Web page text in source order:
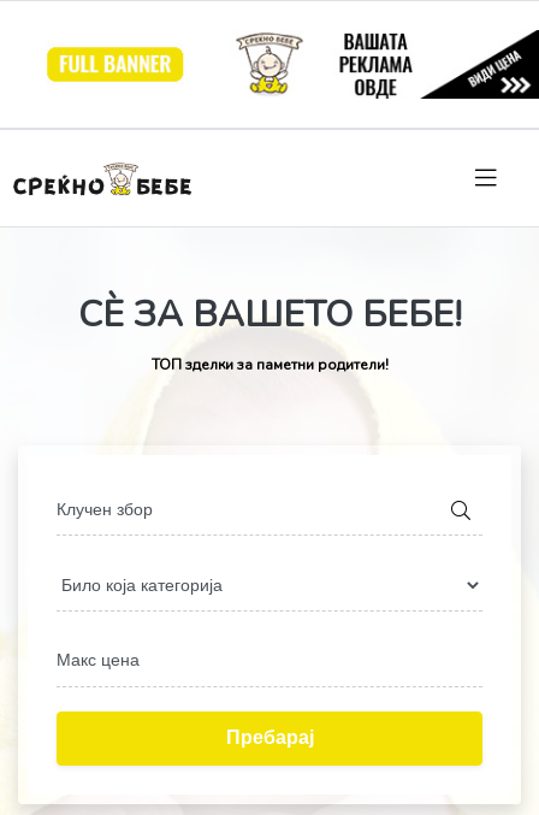
СЀ ЗА ВАШЕТО БЕБЕ!
ТОП зделки за паметни родители!
Пребарај